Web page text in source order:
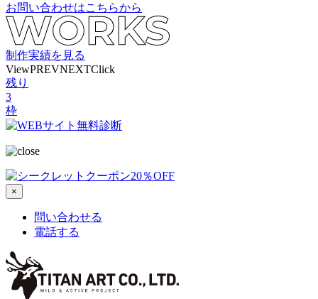
お問い合わせはこちらから
制作実績を見る
ViewPREVNEXTClick
残り
3
枠
×
問い合わせる
電話する